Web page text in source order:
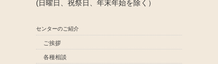
(日曜日、祝祭日、年末年始を除く）
センターのご紹介
ご挨拶
各種相談